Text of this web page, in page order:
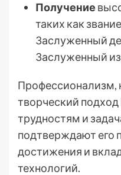
Получение
таких как
Заслуженный
Заслуженный
Профессионализм,
творческий
трудностям и
подтверждают его
достижения и
технологий.